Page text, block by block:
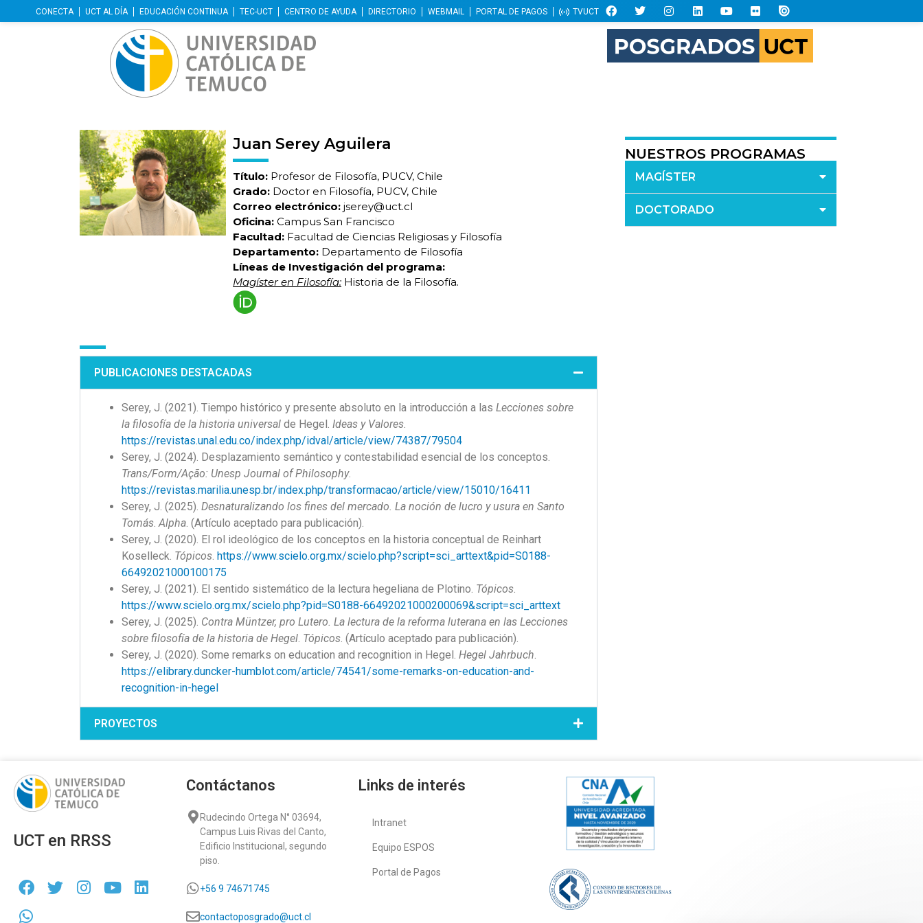
CONECTA UCT AL DÍA EDUCACIÓN CONTINUA TEC-UCT CENTRO DE AYUDA DIRECTORIO WEBMAIL PORTAL DE PAGOS TVUCT
Juan Serey Aguilera
Título: Profesor de Filosofía, PUCV, Chile
Grado: Doctor en Filosofía, PUCV, Chile
Correo electrónico: jserey@uct.cl
Oficina: Campus San Francisco
Facultad: Facultad de Ciencias Religiosas y Filosofía
Departamento: Departamento de Filosofía
Líneas de Investigación del programa:
Magíster en Filosofía: Historia de la Filosofía.
PUBLICACIONES DESTACADAS
Serey, J. (2021). Tiempo histórico y presente absoluto en la introducción a lasLecciones sobre
la filosofía de la historia universal de Hegel.Ideas y Valores.
https://revistas.unal.edu.co/index.php/idval/article/view/74387/79504
Serey, J. (2024). Desplazamiento semántico y contestabilidad esencial de los conceptos.
Trans/Form/Ação: Unesp Journal of Philosophy.
https://revistas.marilia.unesp.br/index.php/transformacao/article/view/15010/16411
Serey, J. (2025).Desnaturalizando los fines del mercado. La noción de lucro y usura en Santo
Tomás.Alpha. (Artículo aceptado para publicación).
Serey, J. (2020). El rol ideológico de los conceptos en la historia conceptual de Reinhart
Koselleck. Tópicos.https://www.scielo.org.mx/scielo.php?script=sci_arttext&pid=S0188-
66492021000100175
Serey, J. (2021). El sentido sistemático de la lectura hegeliana de Plotino. Tópicos.
https://www.scielo.org.mx/scielo.php?pid=S0188-66492021000200069&script=sci_arttext
Serey, J. (2025). Contra Müntzer, pro Lutero. La lectura de la reforma luterana en las Lecciones
sobre filosofía de la historia de Hegel. Tópicos. (Artículo aceptado para publicación).
Serey, J. (2020). Some remarks on education and recognition in Hegel.Hegel Jahrbuch.
https://elibrary.duncker-humblot.com/article/74541/some-remarks-on-education-and-
recognition-in-hegel
PROYECTOS
NUESTROS PROGRAMAS
MAGÍSTER
DOCTORADO
UCT en RRSS
Contáctanos
Rudecindo Ortega N° 03694,
Campus Luis Rivas del Canto,
Edificio Institucional, segundo
piso.
+56 9 74671745
contactoposgrado@uct.cl
Links de interés
Intranet
Equipo ESPOS
Portal de Pagos